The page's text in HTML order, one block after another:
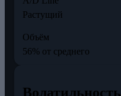
Растущий
Объём
56% от среднего
Волатильность